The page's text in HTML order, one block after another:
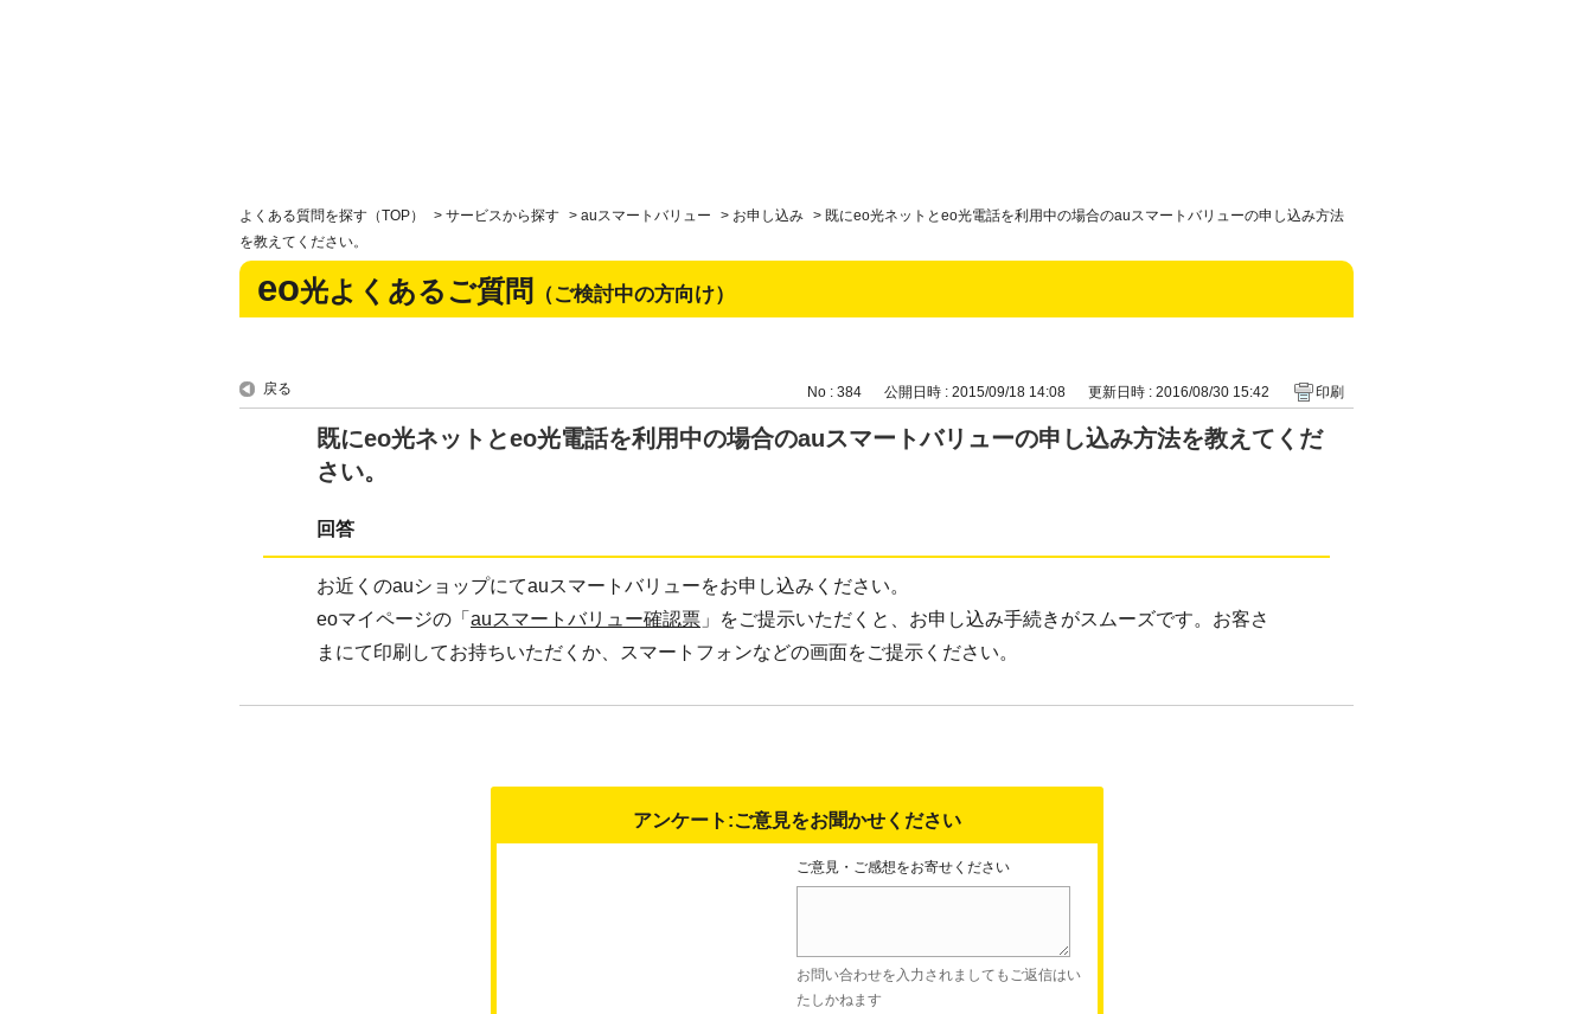
よくある質問を探す（TOP） > サービスから探す > auスマートバリュー > お申し込み > 既にeo光ネットとeo光電話を利用中の場合のauスマートバリューの申し込み方法
を教えてください。
eo光よくあるご質問 （ご検討中の方向け）
戻る No : 384 公開日時 : 2015/09/18 14:08 更新日時 : 2016/08/30 15:42 印刷
既にeo光ネットとeo光電話を利用中の場合のauスマートバリューの申し込み方法を教えてくだ
さい。
回答
お近くのauショップにてauスマートバリューをお申し込みください。
eoマイページの「 auスマートバリュー確認票 」をご提示いただくと、お申し込み手続きがスムーズです。お客さ
まにて印刷してお持ちいただくか、スマートフォンなどの画面をご提示ください。
アンケート:ご意見をお聞かせください
ご意見・ご感想をお寄せください
お問い合わせを入力されましてもご返信はい
たしかねます